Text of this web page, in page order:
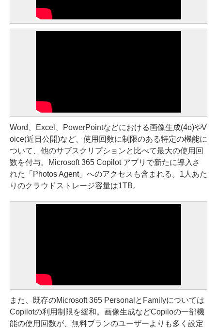
Word、Excel、PowerPointなどにおける画像生成(4o)やV
oice(近日公開)など、使用回数に制限のある特定の機能に
ついて、他のサブスクリプションと比べて最大の使用回
数を付与。Microsoft 365 Copilot アプリで新たに導入さ
れた「Photos Agent」へのアクセスも含まれる。1人あた
りのクラウドストレージ容量は1TB。
また、既存のMicrosoft 365 PersonalとFamilyについては
Copilotの利用制限を緩和。画像生成などCopiloの一部機
能の使用回数が、無料プランのユーザーよりも多く設定